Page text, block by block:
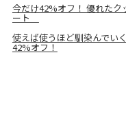
今だけ42%オフ！ 優れた
ート
使えば使うほど馴染んでい
42%オフ！